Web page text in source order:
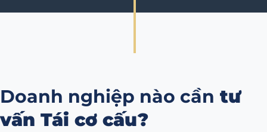
Doanh nghiệp nào cần tư
vấn Tái cơ cấu?